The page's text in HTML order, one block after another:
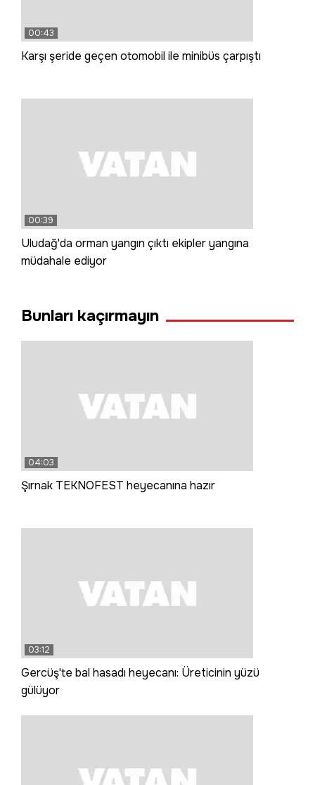
00:43
Karşı şeride geçen otomobil ile minibüs çarpıştı
00:39
Uludağ'da orman yangın çıktı ekipler yangına
müdahale ediyor
Bunları kaçırmayın
04:03
Şırnak TEKNOFEST heyecanına hazır
03:12
Gercüş'te bal hasadı heyecanı: Üreticinin yüzü
gülüyor